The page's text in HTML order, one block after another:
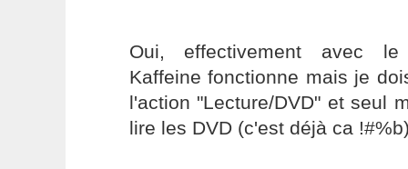
Oui, effectivement avec le
Kaffeine fonctionne mais je
l'action "Lecture/DVD" et seul
lire les DVD (c'est déjà ca